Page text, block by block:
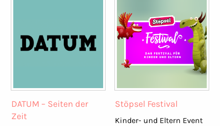
DATUM – Seiten der
Zeit
Stöpsel Festival
Kinder- und Eltern Event